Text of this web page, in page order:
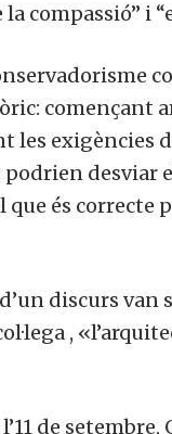
compassió” i
començant
exigències
desviar
que és correcte
discurs van
,
de setembre,